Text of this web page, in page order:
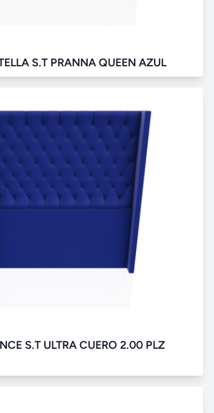
S.T PRANNA QUEEN AZUL
S.T ULTRA CUERO 2.00 PLZ